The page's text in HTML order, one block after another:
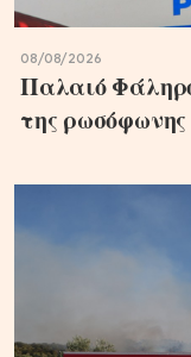
08/08/2026
Παλαιό
της